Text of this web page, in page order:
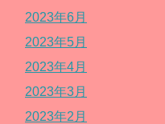
2023年6月
2023年5月
2023年4月
2023年3月
2023年2月